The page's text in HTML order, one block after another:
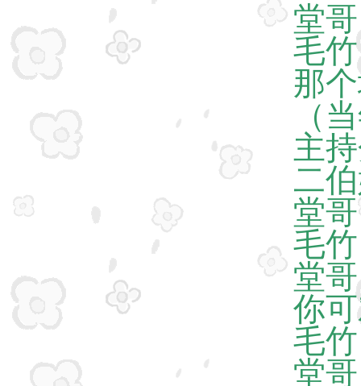
堂
毛
那
（
主
二
堂
毛
堂
你
毛
堂